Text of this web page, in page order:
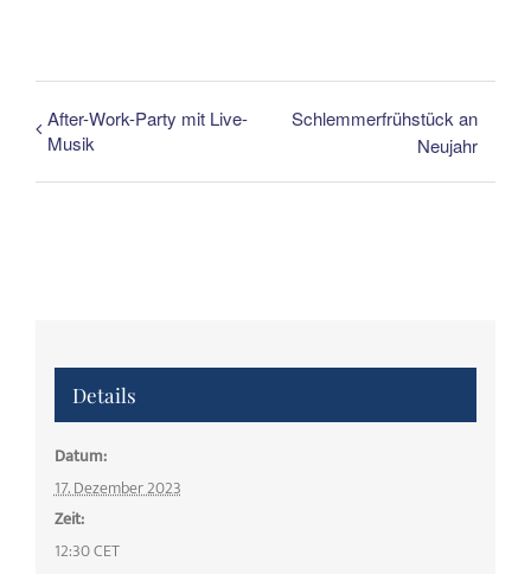
After-Work-Party mit Live-
Musik
Schlemmerfrühstück an
Neujahr
Details
Datum:
17. Dezember 2023
Zeit:
12:30CET